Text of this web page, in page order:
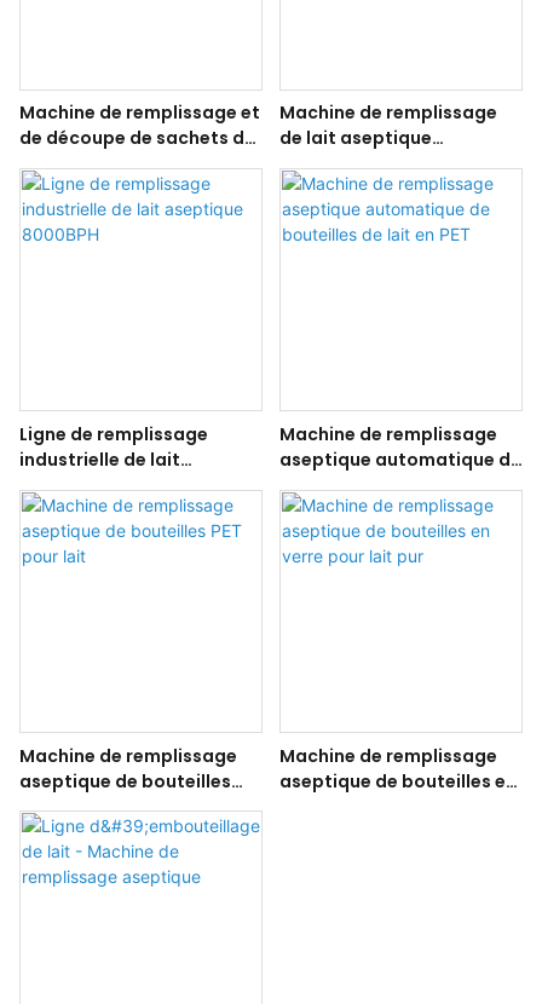
Machine de remplissage et
de découpe de sachets de
lait en acier inoxydable
Machine de remplissage
de lait aseptique
industrielle de 10 000
bouteilles par heure
Ligne de remplissage
industrielle de lait
aseptique 8000BPH
Machine de remplissage
aseptique automatique de
bouteilles de lait en PET
Machine de remplissage
aseptique de bouteilles
PET pour lait
Machine de remplissage
aseptique de bouteilles en